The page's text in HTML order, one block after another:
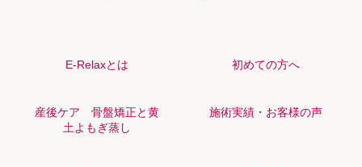
E-Relaxとは 初めての方へ
産後ケア 骨盤矯正と黄
土よもぎ蒸し
施術実績・お客様の声